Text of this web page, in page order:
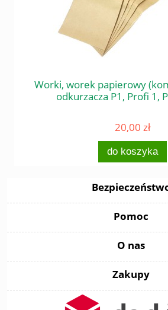
Worki, worek papierowy
odkurzacza P1, Profi 1,
20,00 zł
do koszyka
Pomoc
O nas
Zakupy